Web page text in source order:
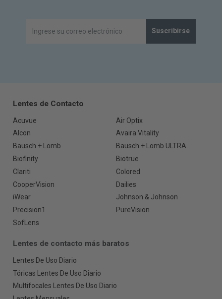
Suscribirse
Lentes de Contacto
Acuvue
Air Optix
Alcon
Avaira Vitality
Bausch + Lomb
Bausch + Lomb ULTRA
Biofinity
Biotrue
Clariti
Colored
CooperVision
Dailies
iWear
Johnson & Johnson
Precision1
PureVision
SofLens
Lentes de contacto más baratos
Lentes De Uso Diario
Tóricas Lentes De Uso Diario
Multifocales Lentes De Uso Diario